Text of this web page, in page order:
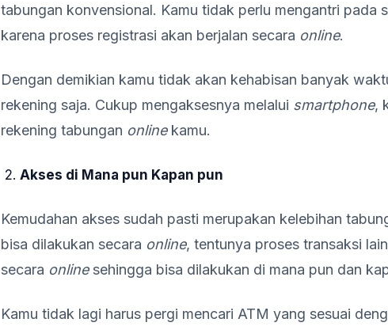
tabungan konvensional. Kamu tidak perlu mengantri pada
karena proses registrasi akan berjalan secara online.
Dengan demikian kamu tidak akan kehabisan banyak
rekening saja. Cukup mengaksesnya melalui smartphone,
rekening tabungan onlinekamu.
Akses di Mana pun Kapan pun
Kemudahan akses sudah pasti merupakan kelebihan
bisa dilakukan secara online, tentunya proses transaksi
secara onlinesehingga bisa dilakukan di mana pun dan
Kamu tidak lagi harus pergi mencari ATM yang sesuai